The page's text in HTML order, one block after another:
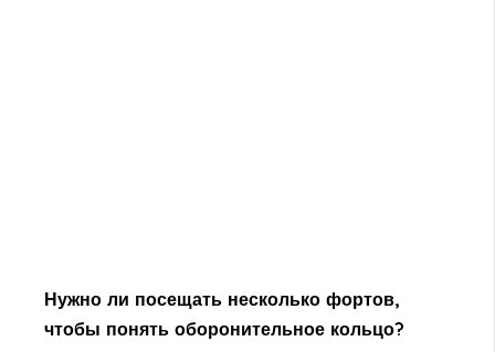
Нужно ли посещать несколько фортов,
чтобы понять оборонительное кольцо?